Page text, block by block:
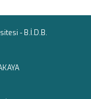
- B.İ.D.B.